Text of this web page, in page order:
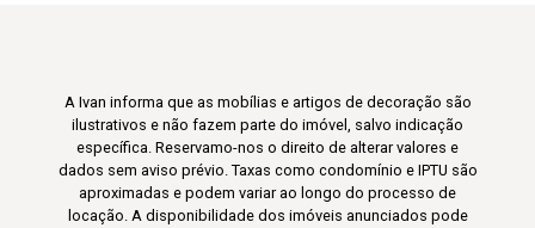
A Ivan informa que as mobílias e artigos de decoração são
ilustrativos e não fazem parte do imóvel, salvo indicação
específica. Reservamo-nos o direito de alterar valores e
dados sem aviso prévio. Taxas como condomínio e IPTU são
aproximadas e podem variar ao longo do processo de
locação. A disponibilidade dos imóveis anunciados pode